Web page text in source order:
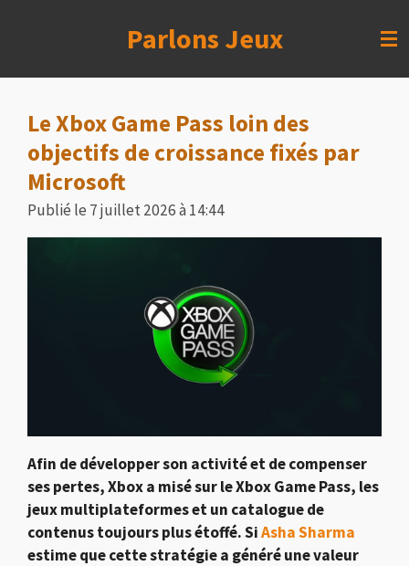
Parlons Jeux
Le Xbox Game Pass loin des
objectifs de croissance fixés par
Microsoft
Publié le 7 juillet 2026 à 14:44
Afin de développer son activité et de compenser
ses pertes, Xbox a misé sur le Xbox Game Pass, les
jeux multiplateformes et un catalogue de
contenus toujours plus étoffé. SiAsha Sharma
estime que cette stratégie a généré une valeur